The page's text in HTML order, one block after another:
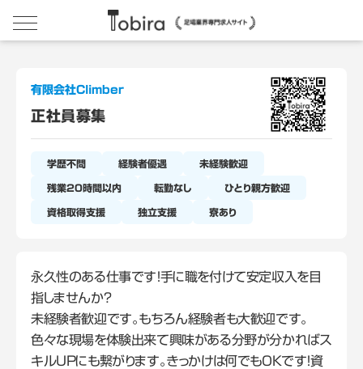
有限会社Climber
正社員募集
学歴不問 経験者優遇 未経験歓迎
残業20時間以内 転勤なし ひとり親方歓迎
資格取得支援 独立支援 寮あり
永久性のある仕事です！手に職を付けて安定収入を目
指しませんか？
未経験者歓迎です。もちろん経験者も大歓迎です。
色々な現場を体験出来て興味がある分野が分かればス
キルUPにも繋がります。きっかけは何でもOKです！資